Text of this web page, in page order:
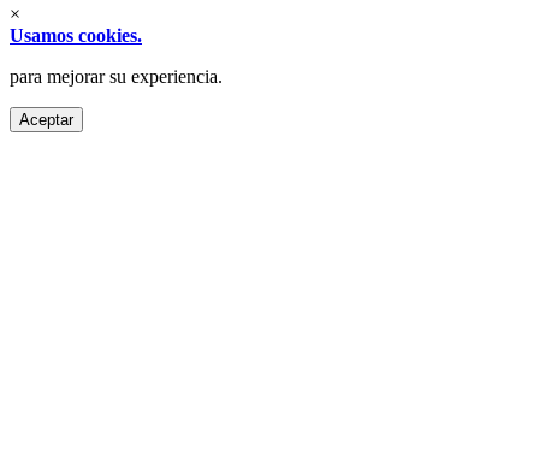
×
Usamos cookies.
para mejorar su experiencia.
Aceptar